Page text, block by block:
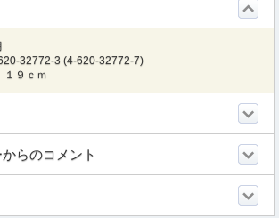
32772-3 (4-620-32772-7)
９ｃｍ
らのコメント